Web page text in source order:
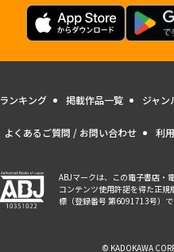
ランキング 掲載作品一覧 ジャン
よくあるご質問 / お問い合わせ 利
ABJマークは、この電子書店・
コンテンツ使用許諾を得た正
標（登録番号 第6091713号）で
© KADOKAWA